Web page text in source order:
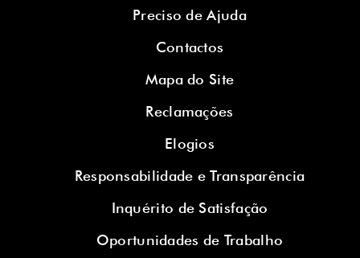
Preciso de Ajuda
Contactos
Mapa do Site
Reclamações
Elogios
Responsabilidade e Transparência
Inquérito de Satisfação
Oportunidades de Trabalho